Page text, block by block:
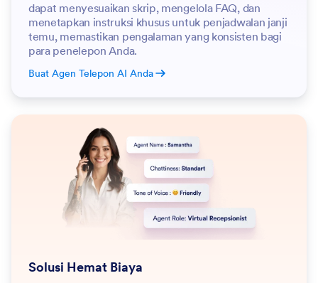
dapat menyesuaikan skrip, mengelola FAQ, dan
menetapkan instruksi khusus untuk penjadwalan janji
temu, memastikan pengalaman yang konsisten bagi
para penelepon Anda.
Buat Agen Telepon AI Anda
Solusi Hemat Biaya